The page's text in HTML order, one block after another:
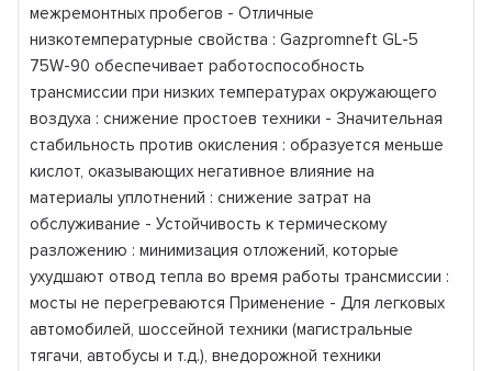
межремонтных пробегов - Отличные
низкотемпературные свойства : Gazpromneft GL-5
75W-90 обеспечивает работоспособность
трансмиссии при низких температурах окружающего
воздуха : снижение простоев техники - Значительная
стабильность против окисления : образуется меньше
кислот, оказывающих негативное влияние на
материалы уплотнений : снижение затрат на
обслуживание - Устойчивость к термическому
разложению : минимизация отложений, которые
ухудшают отвод тепла во время работы трансмиссии :
мосты не перегреваются Применение - Для легковых
автомобилей, шоссейной техники (магистральные
тягачи, автобусы и т.д.), внедорожной техники